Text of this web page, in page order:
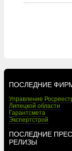
ПОСЛЕДНИЕ
Управление
Липецкой области
Гарантсмета
Экспертстрой
ПОСЛЕДНИЕ
РЕЛИЗЫ